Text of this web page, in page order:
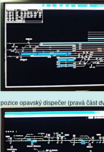
pozice opavský dispečer (pravá část